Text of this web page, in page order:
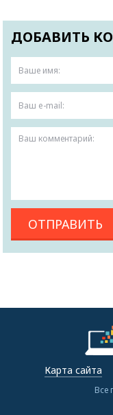
ДОБАВИТЬ
Карта сайта
Все